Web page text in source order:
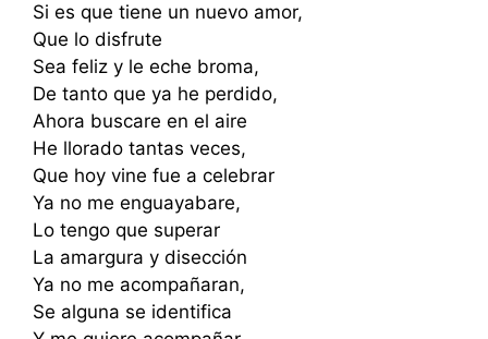
Si es que tiene un nuevo amor,
Que lo disfrute
Sea feliz y le eche broma,
De tanto que ya he perdido,
Ahora buscare en el aire
He llorado tantas veces,
Que hoy vine fue a celebrar
Ya no me enguayabare,
Lo tengo que superar
La amargura y disección
Ya no me acompañaran,
Se alguna se identifica